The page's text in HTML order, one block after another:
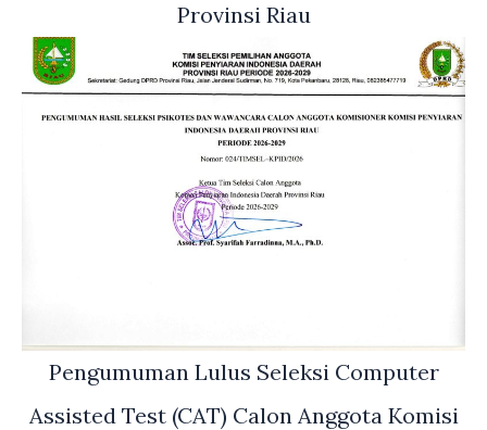
Provinsi Riau
Pengumuman Lulus Seleksi Computer
Assisted Test (CAT) Calon Anggota Komisi